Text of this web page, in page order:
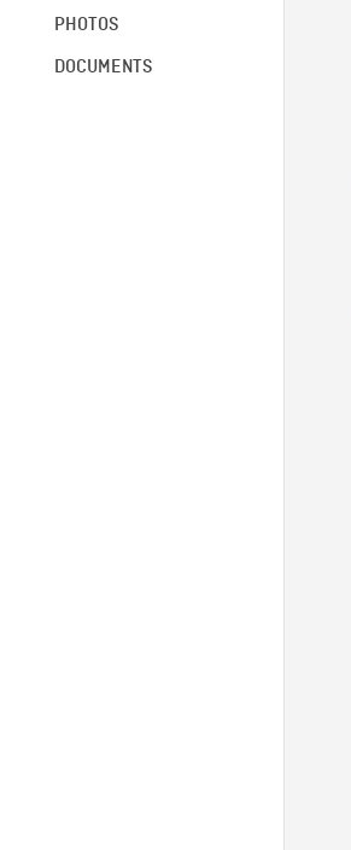
PHOTOS
DOCUMENTS